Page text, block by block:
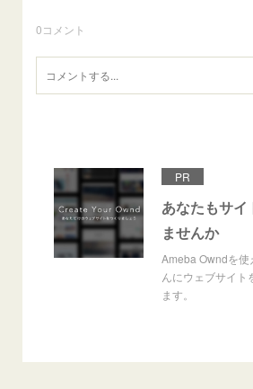
0コメント
PR
あなたもサ
ませんか
Ameba Owndを使
んにウェブサイト
ます。